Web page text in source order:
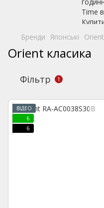
Бренди Японські Orient
Orient класика
Фільтр 1
ВІДЕО
6
6